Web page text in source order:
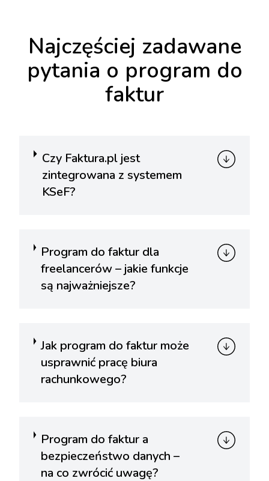
Najczęściej zadawane
pytania o program do
faktur
Czy Faktura.pl jest
zintegrowana z systemem
KSeF?
Program do faktur dla
freelancerów – jakie funkcje
są najważniejsze?
Jak program do faktur może
usprawnić pracę biura
rachunkowego?
Program do faktur a
bezpieczeństwo danych –
na co zwrócić uwagę?